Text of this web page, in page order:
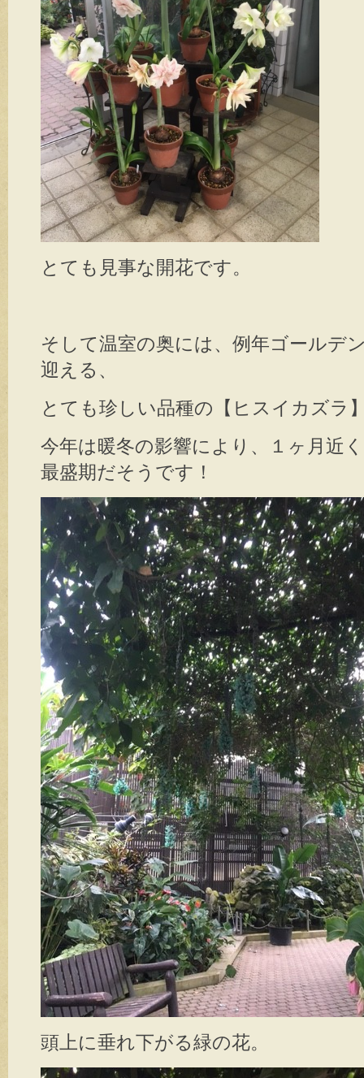
とても見事な開花です。
そして温室の奥には、例年ゴールデ
迎える、
とても珍しい品種の【ヒスイカズラ
今年は暖冬の影響により、１ヶ月近
最盛期だそうです！
頭上に垂れ下がる緑の花。